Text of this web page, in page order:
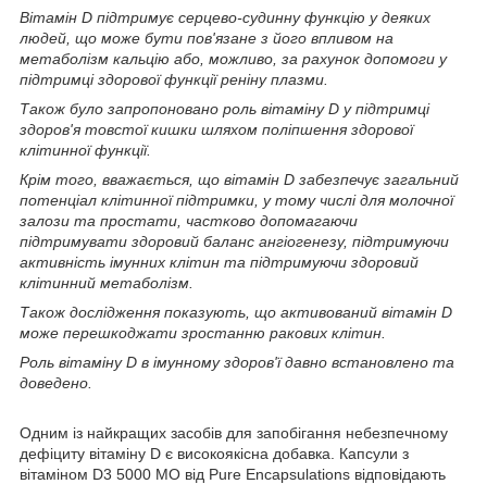
Вітамін D підтримує серцево-судинну функцію у деяких
людей, що може бути пов'язане з його впливом на
метаболізм кальцію або, можливо, за рахунок допомоги у
підтримці здорової функції реніну плазми.
Також було запропоновано роль вітаміну D у підтримці
здоров'я товстої кишки шляхом поліпшення здорової
клітинної функції.
Крім того, вважається, що вітамін D забезпечує загальний
потенціал клітинної підтримки, у тому числі для молочної
залози та простати, частково допомагаючи
підтримувати здоровий баланс ангіогенезу, підтримуючи
активність імунних клітин та підтримуючи здоровий
клітинний метаболізм.
Також дослідження показують, що активований вітамін D
може перешкоджати зростанню ракових клітин.
Роль вітаміну D в імунному здоров'ї давно встановлено та
доведено.
Одним із найкращих засобів для запобігання небезпечному
дефіциту вітаміну D є високоякісна добавка. Капсули з
вітаміном D3 5000 МО від Pure Encapsulations відповідають